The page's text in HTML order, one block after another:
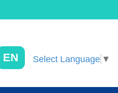
EN Select Language ▼